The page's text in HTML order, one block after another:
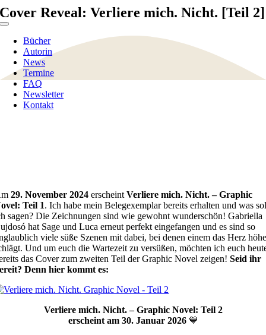
Zum
Inhalt
Toggle
Navigation
Bücher
Autorin
News
Termine
FAQ
Newsletter
Kontakt
Cover Reveal: Verliere mich. Nicht. [Teil 2]
29. November 2024 erscheintVerliere mich. Nicht. – Graphic
Teil 1. Ich habe mein Belegexemplar bereits erhalten und was
sagen? Die Zeichnungen sind wie gewohnt wunderschön! Gabriella
hat Sage und Luca erneut perfekt eingefangen und es sind so
viele süße Szenen mit dabei, bei denen einem das Herz
Und um euch die Wartezeit zu versüßen, möchten ich euch
das Cover zum zweiten Teil der Graphic Novel zeigen!Seid ihr
Denn hier kommt es:
Verliere mich. Nicht. – Graphic Novel: Teil 2
erscheint am 30. Januar 2026💙